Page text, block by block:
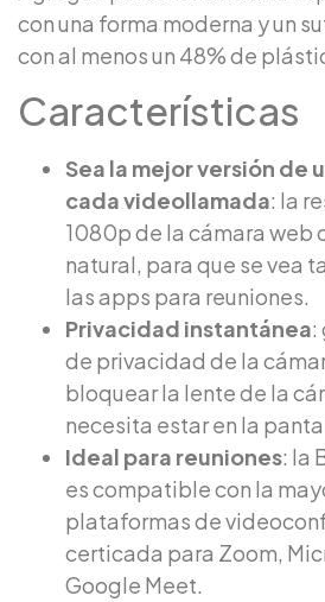
con una forma moderna y un
con al menos un 48% de
Características
Sea la mejor versión de
cada videollamada: la
1080p de la cámara web
natural, para que se vea
las apps para reuniones.
Privacidad instantánea:
de privacidad de la
bloquear la lente de la
necesita estar en la
Ideal para reuniones: la
es compatible con la
plataformas de
certicada para Zoom,
Google Meet.